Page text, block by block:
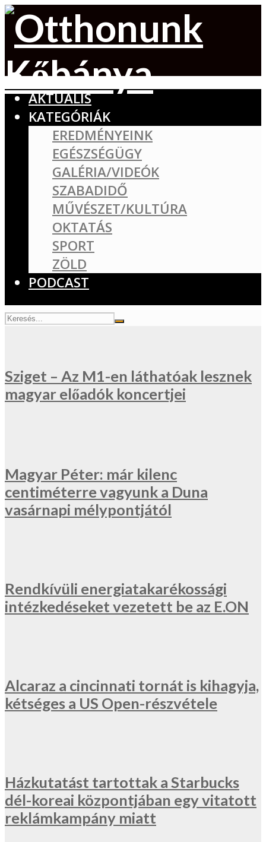
AKTUÁLIS
KATEGÓRIÁK
EREDMÉNYEINK
EGÉSZSÉGÜGY
GALÉRIA/VIDEÓK
SZABADIDŐ
MŰVÉSZET/KULTÚRA
OKTATÁS
SPORT
ZÖLD
PODCAST
Sziget – Az M1-en láthatóak lesznek
magyar előadók koncertjei
Magyar Péter: már kilenc
centiméterre vagyunk a Duna
vasárnapi mélypontjától
Rendkívüli energiatakarékossági
intézkedéseket vezetett be az E.ON
Alcaraz a cincinnati tornát is kihagyja,
kétséges a US Open-részvétele
Házkutatást tartottak a Starbucks
dél-koreai központjában egy vitatott
reklámkampány miatt